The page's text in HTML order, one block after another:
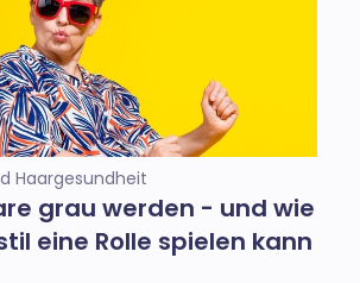
Haargesundheit
grau werden - und wie
eine Rolle spielen kann